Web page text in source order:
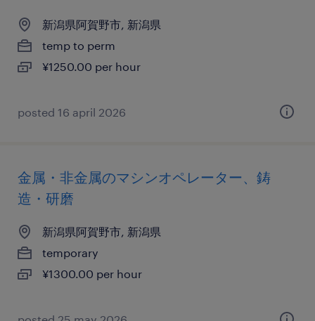
新潟県阿賀野市, 新潟県
temp to perm
¥1250.00 per hour
posted 16 april 2026
金属・非金属のマシンオペレーター、鋳
造・研磨
新潟県阿賀野市, 新潟県
temporary
¥1300.00 per hour